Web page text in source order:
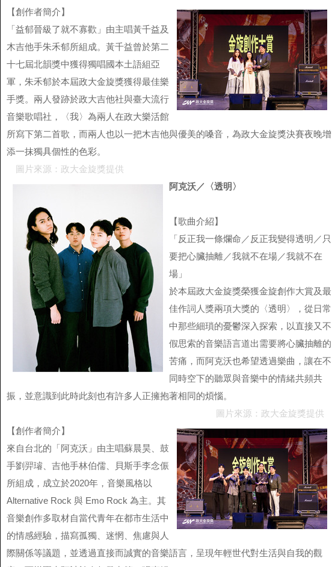
【創作者簡介】
「益郁晉級了就不寡歡」由主唱黃千益及
木吉他手朱禾郁所組成。黃千益曾於第二
十七屆北韻獎中獲得獨唱國本土語組亞
軍，朱禾郁於本屆政大金旋獎獲得最佳樂
手獎。兩人發跡於政大吉他社與臺大流行
音樂歌唱社，〈我〉為兩人在政大樂活館
所寫下第二首歌，而兩人也以一把木吉他與優美的嗓音，為政大金旋獎決賽夜晚增
添一抹獨具個性的色彩。
圖片來源：政大金旋獎提供
阿克沃／〈透明〉
【歌曲介紹】
「反正我一條爛命／反正我變得透明／只
要把心臟抽離／我就不在場／我就不在
場」
於本屆政大金旋獎榮獲金旋創作大賞及最
佳作詞人獎兩項大獎的〈透明〉，從日常
中那些細瑣的憂鬱深入探索，以直接又不
假思索的音樂語言道出需要將心臟抽離的
苦痛，而阿克沃也希望透過樂曲，讓在不
同時空下的聽眾與音樂中的情緒共頻共
振，並意識到此時此刻也有許多人正擁抱著相同的煩惱。
圖片來源：政大金旋獎提供
【創作者簡介】
來自台北的「阿克沃」由主唱蘇晨昊、鼓
手劉羿璿、吉他手林伯儒、貝斯手李念侲
所組成，成立於2020年，音樂風格以
Alternative Rock 與 Emo Rock 為主。其
音樂創作多取材自當代青年在都市生活中
的情感經驗，描寫孤獨、迷惘、焦慮與人
際關係等議題，並透過直接而誠實的音樂語言，呈現年輕世代對生活與自我的觀